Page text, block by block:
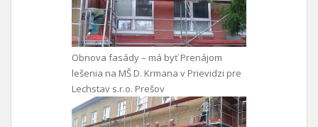
Obnova fasády – má byť Prenájom
lešenia na MŠ D. Krmana v Prievidzi pre
Lechstav s.r.o. Prešov